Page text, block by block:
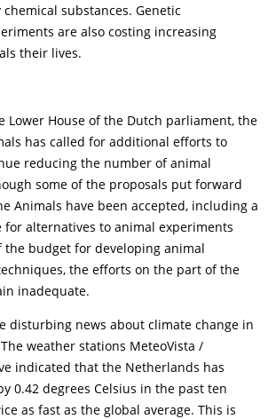
substances. Genetic
are also costing increasing
their lives.
Lower House of the Dutch parliament, the
has called for additional efforts to
reducing the number of animal
some of the proposals put forward
Animals have been accepted, including a
for alternatives to animal experiments
budget for developing animal
the efforts on the part of the
inadequate.
disturbing news about climate change in
weather stations MeteoVista /
indicated that the Netherlands has
0.42 degrees Celsius in the past ten
as fast as the global average. This is